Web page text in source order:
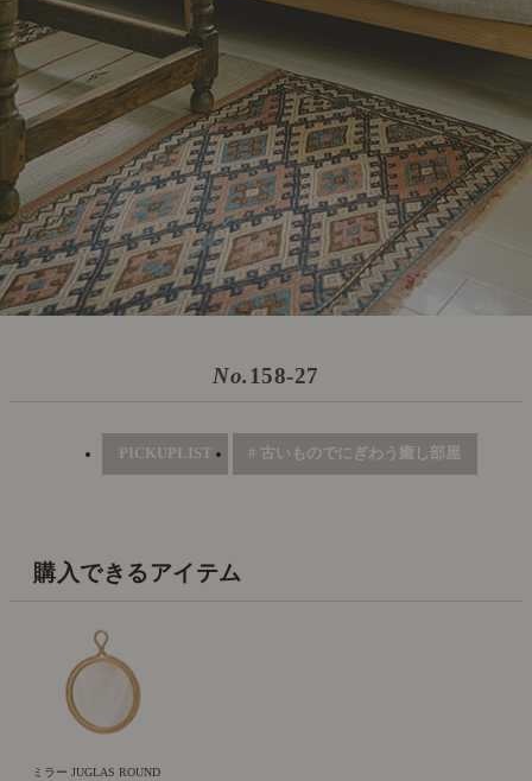
No.158-27
PICKUPLIST # 古いものでにぎわう癒し部屋
購入できるアイテム
ミラー JUGLAS ROUND